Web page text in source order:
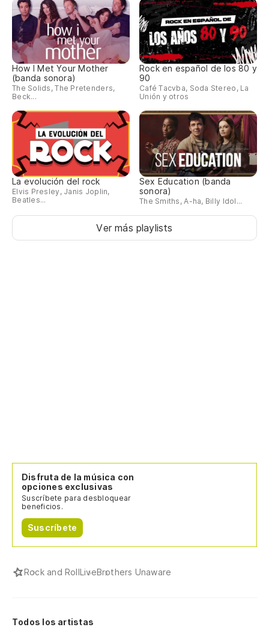
How I Met Your Mother
(banda sonora)
The Solids, The Pretenders,
Beck...
Rock en español de los 80 y
90
Café Tacvba, Soda Stereo, La
Unión y otros
La evolución del rock
Elvis Presley, Janis Joplin,
Beatles...
Sex Education (banda
sonora)
The Smiths, A-ha, Billy Idol...
Ver más playlists
Disfruta de la música con
opciones exclusivas
Suscríbete para desbloquear
beneficios.
Suscríbete
Rock and RollLiveBrothers Unaware
Todos los artistas